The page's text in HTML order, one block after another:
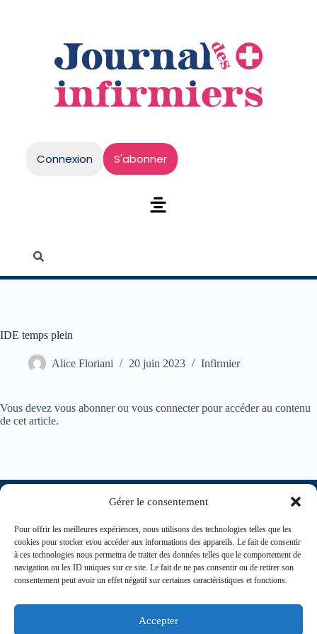
Gérer le consentement
Pour offrir les meilleures expériences, nous utilisons des technologies telles que les
cookies pour stocker et/ou accéder aux informations des appareils. Le fait de consentir
à ces technologies nous permettra de traiter des données telles que le comportement de
navigation ou les ID uniques sur ce site. Le fait de ne pas consentir ou de retirer son
consentement peut avoir un effet négatif sur certaines caractéristiques et fonctions.
Accepter
Connexion S'abonner
IDE temps plein
Alice Floriani 20 juin 2023 Infirmier
Vous devez vous abonner ou vous connecter pour accéder au contenu
de cet article.
contact@journaldesinfirmiers.fr